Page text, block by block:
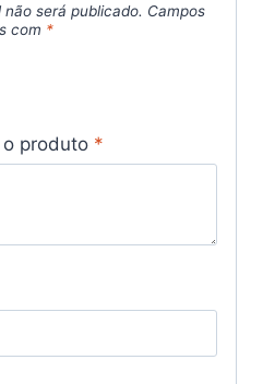
será publicado. Campos
com *
produto *